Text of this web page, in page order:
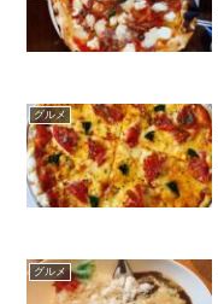
グルメ
グルメ